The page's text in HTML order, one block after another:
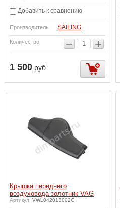
Добавить к сравнению
Производитель SAILING
Количество: − +
1 500 руб.
Крышка переднего
воздуховода золотник VAG
Артикул: VWL042013002C